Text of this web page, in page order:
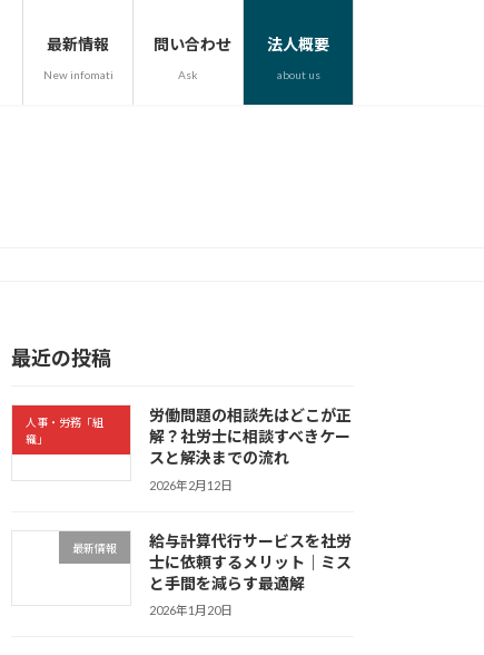
最新情報
New infomation
問い合わせ
Ask
法人概要
about us
最近の投稿
人事・労務「組
織」
労働問題の相談先はどこが正
解？社労士に相談すべきケー
スと解決までの流れ
2026年2月12日
最新情報
給与計算代行サービスを社労
士に依頼するメリット｜ミス
と手間を減らす最適解
2026年1月20日